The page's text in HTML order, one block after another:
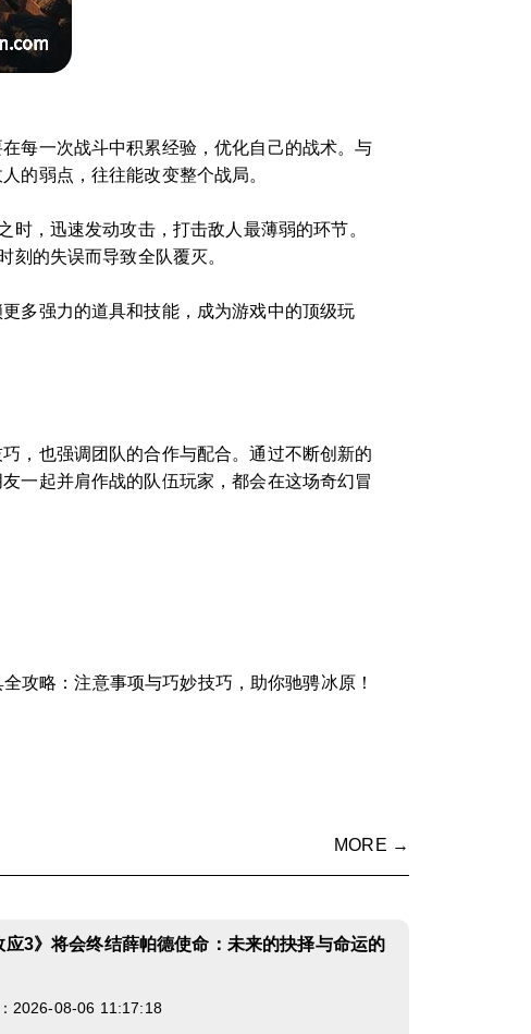
每一次战斗中积累经验，优化自己的战术。与
的弱点，往往能改变整个战局。
，迅速发动攻击，打击敌人最薄弱的环节。
刻的失误而导致全队覆灭。
多强力的道具和技能，成为游戏中的顶级玩
，也强调团队的合作与配合。通过不断创新的
一起并肩作战的队伍玩家，都会在这场奇幻冒
全攻略：注意事项与巧妙技巧，助你驰骋冰原！
MORE →
应3》将会终结薛帕德使命：未来的抉择与命运的
2026-08-06 11:17:18